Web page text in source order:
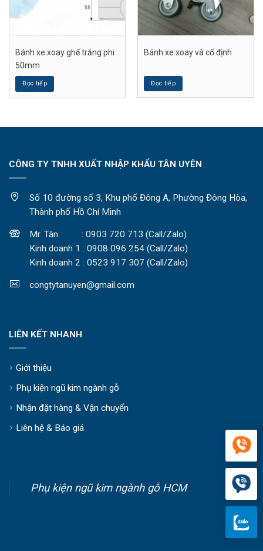
Bánh xe xoay ghế trắng phi
50mm
Đọc tiếp
Bánh xe xoay và cố định
Đọc tiếp
CÔNG TY TNHH XUẤT NHẬP KHẨU TÂN UYÊN
Số 10 đường số 3, Khu phố Đông A, Phường Đông Hòa,
Thành phố Hồ Chí Minh
Mr. Tân : 0903 720 713 (Call/Zalo)
Kinh doanh 1 : 0908 096 254 (Call/Zalo)
Kinh doanh 2 : 0523 917 307 (Call/Zalo)
congtytanuyen@gmail.com
LIÊN KẾT NHANH
Giới thiệu
Phụ kiện ngũ kim ngành gỗ
Nhận đặt hàng & Vận chuyển
Liên hệ & Báo giá
Phụ kiện ngũ kim ngành gỗ HCM